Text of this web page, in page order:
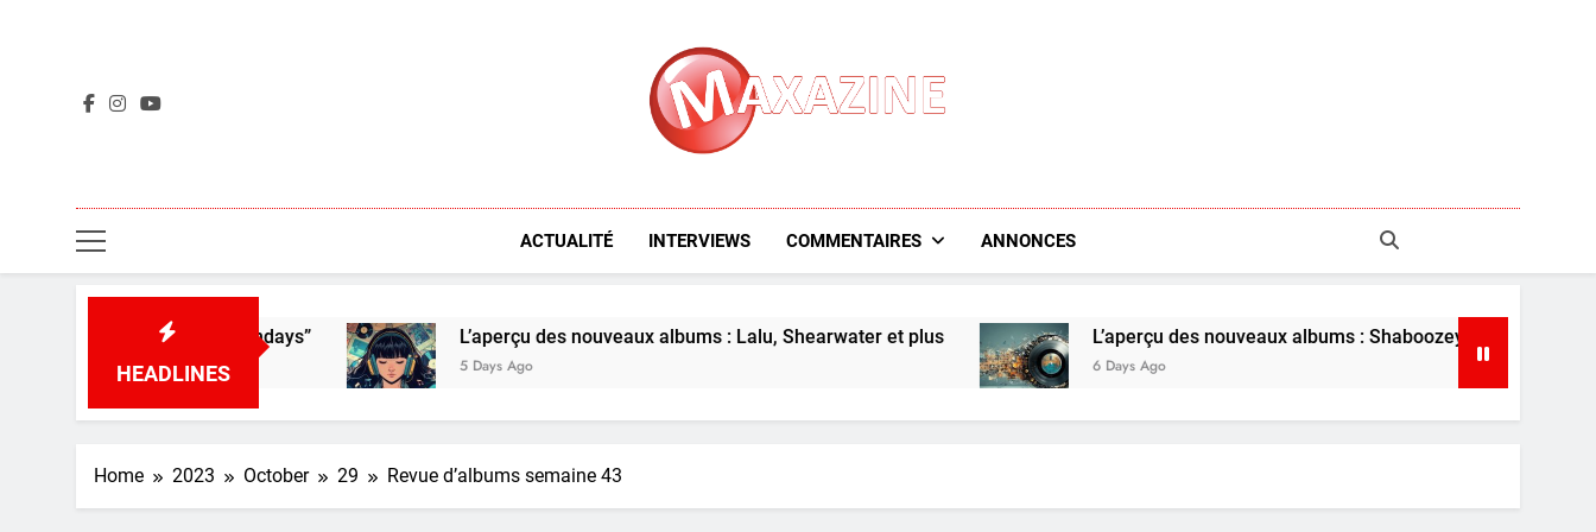
Maxazine.fr
ACTUALITÉ INTERVIEWS COMMENTAIRES ANNONCES
HEADLINES
L’aperçu des nouveaux albums : Lalu, Shearwater et plus
5 Days Ago
L’aperçu des nouveaux albums : Shaboozey, Ariana Grande et plus
6 Days Ago
Home 2023 October 29 Revue d’albums semaine 43